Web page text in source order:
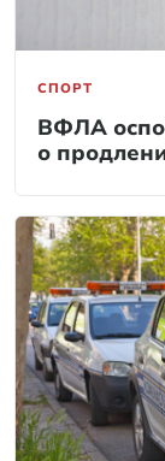
СПОРТ
ВФЛА
о